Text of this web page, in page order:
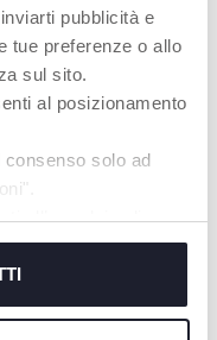
pubblicità e
tue preferenze o allo
sul sito.
al posizionamento
solo ad
all’uso dei soli
del servizio
Krokodil